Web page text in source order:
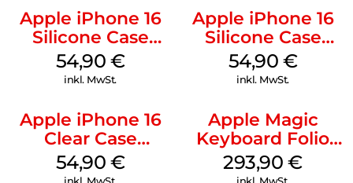
Apple iPhone 16
Silicone Case
MagSafe Black
54,90 €
inkl. MwSt.
Apple iPhone 16
Silicone Case
MagSafe Lake
Green
54,90 €
inkl. MwSt.
Apple iPhone 16
Clear Case
MagSafe
Transparent
54,90 €
Apple Magic
Keyboard Folio
iPad 10.9″ (10.Gen.)
Weiß
293,90€